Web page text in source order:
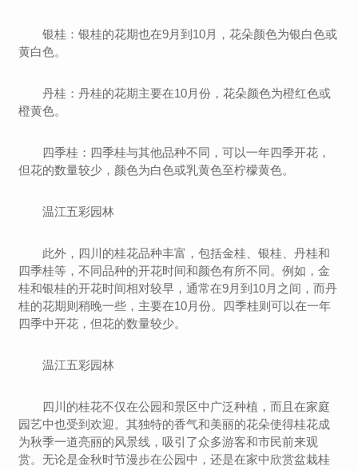
银桂：银桂的花期也在9月到10月，花朵颜色为银白色或
黄白色。
丹桂：丹桂的花期主要在10月份，花朵颜色为橙红色或
橙黄色。
四季桂：四季桂与其他品种不同，可以一年四季开花，
但花的数量较少，颜色为白色或乳黄色至柠檬黄色。
温江五彩园林
此外，四川的桂花品种丰富，包括金桂、银桂、丹桂和
四季桂等，不同品种的开花时间和颜色有所不同。例如，金
桂和银桂的开花时间相对较早，通常在9月到10月之间，而丹
桂的花期则稍晚一些，主要在10月份。四季桂则可以在一年
四季中开花，但花的数量较少。‌
温江五彩园林
四川的桂花不仅在公园和景区中广泛种植，而且在家庭
园艺中也受到欢迎。其独特的香气和美丽的花朵使得桂花成
为秋季一道亮丽的风景线，吸引了众多游客和市民前来观
赏。无论是金秋时节漫步在公园中，还是在家中欣赏盆栽桂